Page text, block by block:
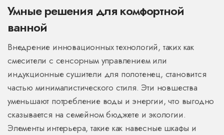
Умные решения для комфортной
ванной
Внедрение инновационных технологий, таких как
смесители с сенсорным управлением или
индукционные сушители для полотенец, становится
частью минималистического стиля. Эти новшества
уменьшают потребление воды и энергии, что выгодно
сказывается на семейном бюджете и экологии.
Элементы интерьера, такие как навесные шкафы и